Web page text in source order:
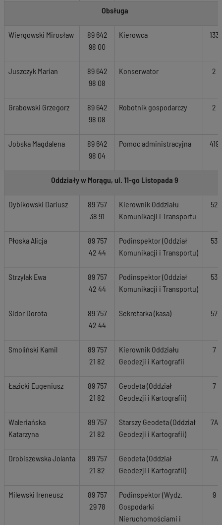
Obsługa
Wiergowski Mirosław
89 642
98 00
Kierowca 133
Juszczyk Marian
89 642
98 08
Konserwator 2
Grabowski Grzegorz
89 642
98 08
Robotnik gospodarczy 2
Jobska Magdalena
89 642
98 04
Pomoc administracyjna 419
Oddziały w Morągu, ul. 11-go Listopada 9
Dybikowski Dariusz
89 757
38 91
Kierownik Oddziału
Komunikacji i Transportu
52
Płoska Alicja
89 757
42 44
Podinspektor (Oddział
Komunikacji i Transportu)
53
Strzylak Ewa
89 757
42 44
Podinspektor (Oddział
Komunikacji i Transportu)
53
Sidor Dorota
89 757
42 44
Sekretarka (kasa) 57
Smoliński Kamil
89 757
21 82
Kierownik Oddziału
Geodezji i Kartografii
7
Łazicki Eugeniusz
89 757
21 82
Geodeta (Oddział
Geodezji i Kartografii)
7
Waleriańska
Katarzyna
89 757
21 82
Starszy Geodeta (Oddział
Geodezji i Kartografii)
7A
Drobiszewska Jolanta
89 757
21 82
Geodeta (Oddział
Geodezji i Kartografii)
7A
Milewski Ireneusz
89 757
29 78
Podinspektor (Wydz.
Gospodarki
Nieruchomościami i
9